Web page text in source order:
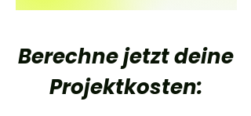
Berechne jetzt deine
Projektkosten: